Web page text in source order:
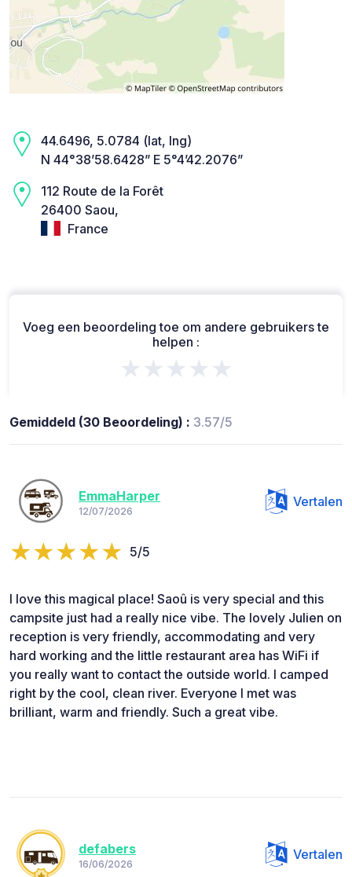
44.6496, 5.0784 (lat, lng)
N 44°38’58.6428” E 5°4’42.2076”
112 Route de la Forêt
26400 Saou,
France
Voeg een beoordeling toe om andere gebruikers te
helpen :
★★★★★
Gemiddeld (30 Beoordeling) : 3.57/5
EmmaHarper
12/07/2026
Vertalen
5/5
I love this magical place! Saoû is very special and this
campsite just had a really nice vibe. The lovely Julien on
reception is very friendly, accommodating and very
hard working and the little restaurant area has WiFi if
you really want to contact the outside world. I camped
right by the cool, clean river. Everyone I met was
brilliant, warm and friendly. Such a great vibe.
defabers
16/06/2026
Vertalen